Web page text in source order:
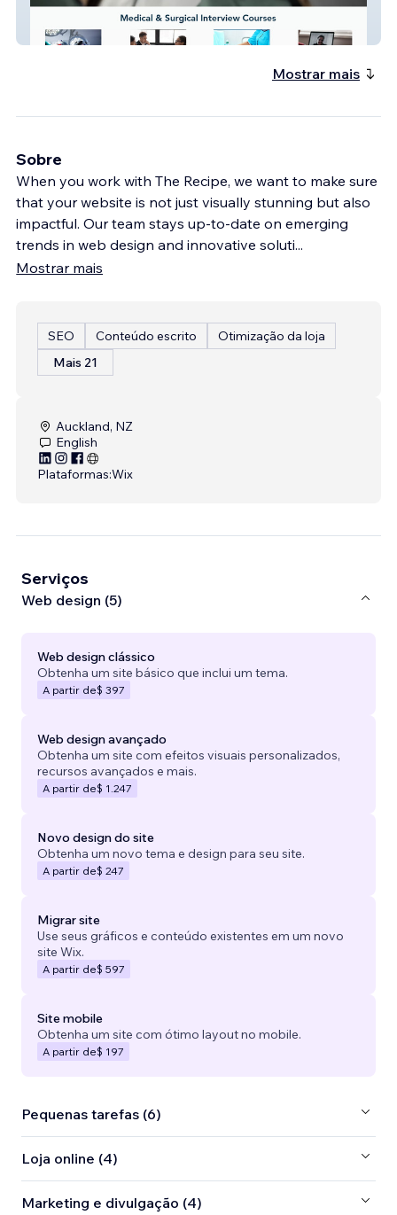
IPREP
Mostrar mais
Sobre
When you work with The Recipe, we want to make sure
that your website is not just visually stunning but also
impactful. Our team stays up-to-date on emerging
trends in web design and innovative soluti...
Mostrar mais
SEO Conteúdo escrito
Otimização da loja
Mais 21
Auckland, NZ
English
Plataformas:Wix
Serviços
Web design (5)
Web design clássico
Obtenha um site básico que inclui um tema.
A partir de$ 397
Web design avançado
Obtenha um site com efeitos visuais personalizados,
recursos avançados e mais.
A partir de$ 1.247
Novo design do site
Obtenha um novo tema e design para seu site.
A partir de$ 247
Migrar site
Use seus gráficos e conteúdo existentes em um novo
site Wix.
A partir de$ 597
Site mobile
Obtenha um site com ótimo layout no mobile.
A partir de$ 197
Pequenas tarefas (6)
Loja online (4)
Marketing e divulgação (4)